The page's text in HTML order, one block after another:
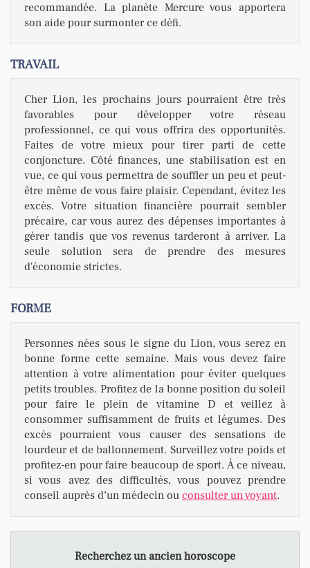
recommandée. La planète Mercure vous apportera
son aide pour surmonter ce défi.
TRAVAIL
Cher Lion, les prochains jours pourraient être très
favorables pour développer votre réseau
professionnel, ce qui vous offrira des opportunités.
Faites de votre mieux pour tirer parti de cette
conjoncture. Côté finances, une stabilisation est en
vue, ce qui vous permettra de souffler un peu et peut-
être même de vous faire plaisir. Cependant, évitez les
excès. Votre situation financière pourrait sembler
précaire, car vous aurez des dépenses importantes à
gérer tandis que vos revenus tarderont à arriver. La
seule solution sera de prendre des mesures
d'économie strictes.
FORME
Personnes nées sous le signe du Lion, vous serez en
bonne forme cette semaine. Mais vous devez faire
attention à votre alimentation pour éviter quelques
petits troubles. Profitez de la bonne position du soleil
pour faire le plein de vitamine D et veillez à
consommer suffisamment de fruits et légumes. Des
excès pourraient vous causer des sensations de
lourdeur et de ballonnement. Surveillez votre poids et
profitez-en pour faire beaucoup de sport. À ce niveau,
si vous avez des difficultés, vous pouvez prendre
conseil auprès d’un médecin ou consulter un voyant.
Recherchez un ancien horoscope